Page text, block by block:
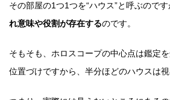
その部屋の1つ1つを“ハウス”と呼ぶので
れ意味や役割が存在するのです。
そもそも、ホロスコープの中心点は鑑定
位置づけですから、半分ほどのハウスは視